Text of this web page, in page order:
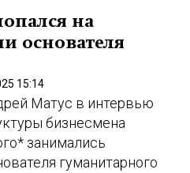
на
основателя
15:14
Матус в интервью
бизнесмена
занимались
гуманитарного